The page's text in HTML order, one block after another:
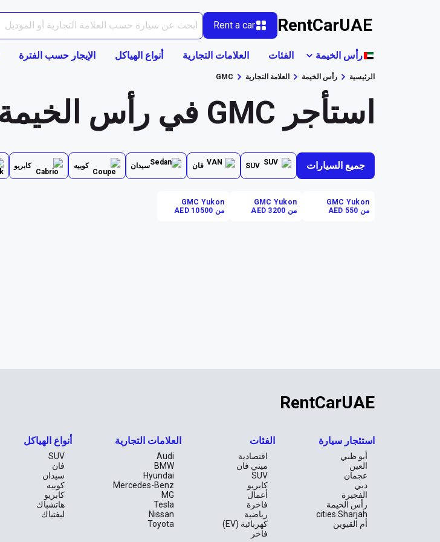
RentCarUAE
Rent a car
رأس الخيمة الفئات العلامات التجارية أنواع الهياكل الإيجار حسب الفترة
الرئيسية رأس الخيمة العلامة التجارية GMC
استأجر GMC في رأس الخيمة
جميع السيارات SUV فان سيدان كوبيه كابريو
GMC Yukon
من AED 550
GMC Yukon
من AED 3200
GMC Yukon
من AED 10500
RentCarUAE
استئجار سيارة
أبو ظبي
العين
عجمان
دبي
الفجيرة
رأس الخيمة
cities.Sharjah
أم القيوين
الفئات
اقتصادية
ميني فان
SUV
كابريو
أعمال
فاخرة
رياضية
كهربائية (EV)
فاخر
العلامات التجارية
Audi
BMW
Hyundai
Mercedes-Benz
MG
Tesla
Nissan
Toyota
أنواع الهياكل
SUV
فان
سيدان
كوبيه
كابريو
هاتشباك
ليفتباك